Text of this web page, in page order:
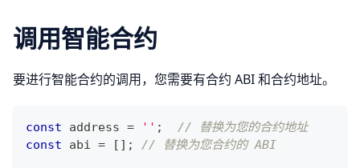
调用智能合约
要进行智能合约的调用，您需要有合约 ABI 和合约地址。
const address = '' ;
// 替换为您的合约地址
const abi = [ ] ; // 替换为您合约的 ABI